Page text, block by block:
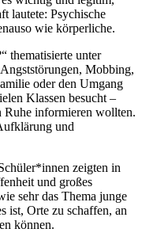
lautete: Psychische
wie körperliche.
thematisierte unter
Mobbing,
oder den Umgang
Klassen besucht –
Ruhe informieren wollten.
und
zeigten in
und großes
sehr das Thema junge
ist, Orte zu schaffen, an
können.